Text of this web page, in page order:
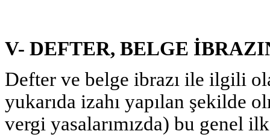
V- DEFTER, BELGE
Defter ve belge ibrazı ile ilgili
yukarıda izahı yapılan şekilde
vergi yasalarımızda) bu genel